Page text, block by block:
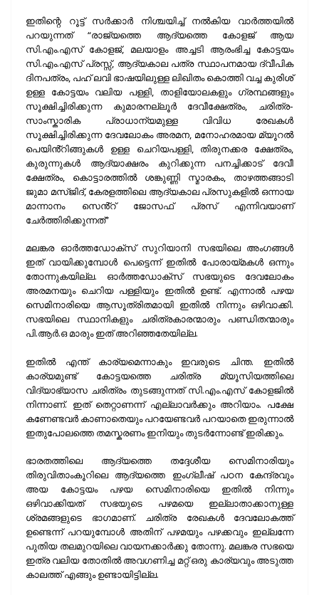
ഇതിന്റെ റൂട്ട് സർക്കാർ നിശ്ചയിച്ച് നൽകിയ വാർത്തയിൽ
പറയുന്നത് “രാജ്യത്തെ ആദ്യത്തെ കോളജ് ആയ
സി.എം.എസ് കോളജ്, മലയാളം അച്ചടി ആരംഭിച്ച കോട്ടയം
സി.എം.എസ് പ്രസ്സ്, ആദ്യകാല പത്ര സ്ഥാപനമായ ദ്വീപിക
ദിനപത്രം, പഹ് ലവി ഭാഷയിലുള്ള ലിഖിതം കൊത്തി വച്ച കുരിശ്
ഉള്ള കോട്ടയം വലിയ പള്ളി, താളിയോലകളും ഗ്രന്ഥങ്ങളും
സൂക്ഷിച്ചിരിക്കുന്ന കുമാരനല്ലൂർ ദേവീക്ഷേത്രം, ചരിത്ര-
സാംസ്കാരിക പ്രാധാന്യമുള്ള വിവിധ രേഖകൾ
സൂക്ഷിച്ചിരിക്കുന്ന ദേവലോകം അരമന, മനോഹരമായ മ്യൂറൽ
പെയിൻ്റിങ്ങുകൾ ഉള്ള ചെറിയപള്ളി, തിരുനക്കര ക്ഷേത്രം,
കുരുന്നുകൾ ആദ്യാക്ഷരം കുറിക്കുന്ന പനച്ചിക്കാട് ദേവീ
ക്ഷേത്രം, കൊട്ടാരത്തിൽ ശങ്കുണ്ണി സ്മാരകം, താഴത്തങ്ങാടി
ജുമാ മസ്ജിദ്, കേരളത്തിലെ ആദ്യകാല പ്രസുകളിൽ ഒന്നായ
മാന്നാനം സെൻ്റ് ജോസഫ് പ്രസ് എന്നിവയാണ്
ചേർത്തിരിക്കുന്നത്”
മലങ്കര ഓർത്തഡോക്സ് സുറിയാനി സഭയിലെ അംഗങ്ങൾ
ഇത് വായിക്കുമ്പോൾ പെട്ടെന്ന് ഇതിൽ പോരായ്മകൾ ഒന്നും
തോന്നുകയില്ല. ഓർത്തഡോക്സ് സഭയുടെ ദേവലോകം
അരമനയും ചെറിയ പള്ളിയും ഇതിൽ ഉണ്ട്. എന്നാൽ പഴയ
സെമിനാരിയെ ആസൂത്രിതമായി ഇതിൽ നിന്നും ഒഴിവാക്കി.
സഭയിലെ സ്ഥാനികളും ചരിത്രകാരന്മാരും പണ്ഡിതന്മാരും
പി.ആർ.ഒ മാരും ഇത് അറിഞ്ഞതേയില്ല.
ഇതിൽ എന്ത് കാര്യമെന്നാകും ഇവരുടെ ചിന്ത. ഇതിൽ
കാര്യമുണ്ട് കോട്ടയത്തെ ചരിത്ര മ്യൂസിയത്തിലെ
വിദ്യാഭ്യാസ ചരിത്രം തുടങ്ങുന്നത് സി.എം.എസ് കോളജിൽ
നിന്നാണ്. ഇത് തെറ്റാണന്ന് എല്ലാവർക്കും അറിയാം. പക്ഷേ
കണേണ്ടവർ കാണാതെയും പറയേണ്ടവർ പറയാതെ ഇരുന്നാൽ
ഇതുപോലത്തെ തമസ്കരണം ഇനിയും തുടർന്നോണ്ട് ഇരിക്കും.
ഭാരതത്തിലെ ആദ്യത്തെ തദ്ദേശീയ സെമിനാരിയും
തിരുവിതാംകൂറിലെ ആദ്യത്തെ ഇംഗ്ലീഷ് പഠന കേന്ദ്രവും
അയ കോട്ടയം പഴയ സെമിനാരിയെ ഇതിൽ നിന്നും
ഒഴിവാക്കിയത് സഭയുടെ പഴമയെ ഇല്ലാതാക്കാനുള്ള
ശ്രമങ്ങളുടെ ഭാഗമാണ്. ചരിത്ര രേഖകൾ ദേവലോകത്ത്
ഉണ്ടെന്ന് പറയുമ്പോൾ അതിന് പഴമയും പഴക്കവും ഇല്ലന്നേ
പുതിയ തലമുറയിലെ വായനക്കാർക്കു തോന്നു. മലങ്കര സഭയെ
ഇത്ര വലിയ തോതിൽ അവഗണിച്ച മറ്റ് ഒരു കാര്യവും അടുത്ത
കാലത്ത് എങ്ങും ഉണ്ടായിട്ടില്ല.